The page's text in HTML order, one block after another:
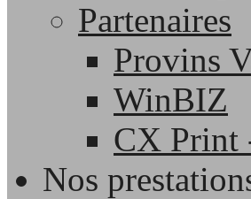
Partenaires
Provins
WinBIZ
CX Print
Nos